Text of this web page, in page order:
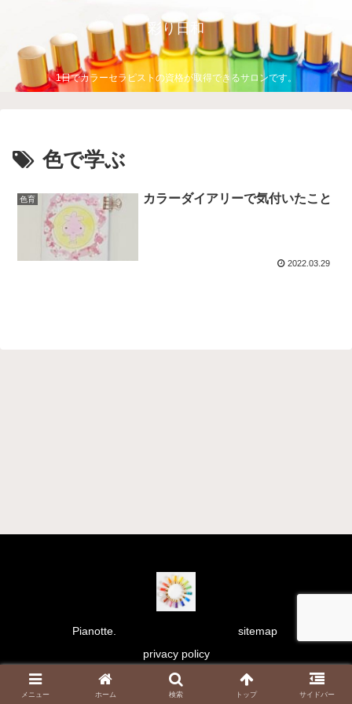
彩り日和
1日でカラーセラピストの資格が取得できるサロンです。
色で学ぶ
色育 カラーダイアリーで気付いたこと
2022.03.29
Pianotte.
sitemap
privacy policy
Copyright © 2021 彩り日和 All Rights Reserved.
メニュー ホーム 検索 トップ サイドバー